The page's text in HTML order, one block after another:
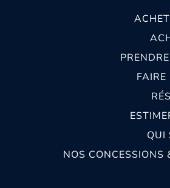
QUI
NOS CONCESSIONS